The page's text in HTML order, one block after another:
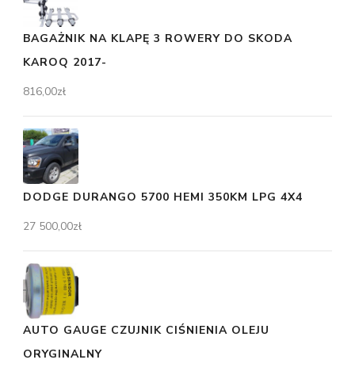
BAGAŻNIK NA KLAPĘ 3 ROWERY DO SKODA
KAROQ 2017-
816,00zł
DODGE DURANGO 5700 HEMI 350KM LPG 4X4
27 500,00zł
AUTO GAUGE CZUJNIK CIŚNIENIA OLEJU
ORYGINALNY